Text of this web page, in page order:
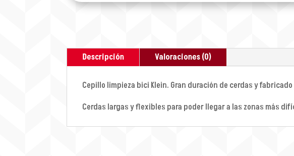
Descripción Valoraciones (0)
Cepillo limpieza bici Klein. Gran duración de cerdas y
Cerdas largas y flexibles para poder llegar a las zonas más